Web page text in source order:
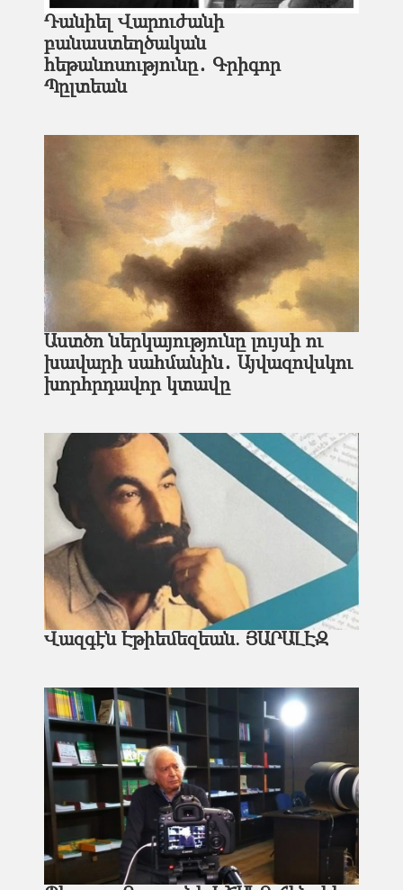
Դանիել Վարուժանի
բանաստեղծական
հեթանոսությունը․ Գրիգոր
Պըլտեան
Աստծո ներկայությունը լույսի ու
խավարի սահմանին․ Այվազովսկու
խորհրդավոր կտավը
Վազգէն Էթիեմեզեան. ՅԱՐԱԼԷԶ